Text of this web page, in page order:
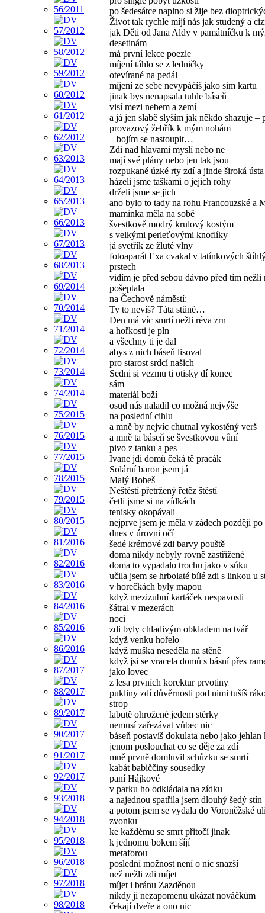
po šedesátce naplno si žije bez
Život tak rychle míjí nás jak studený a
jak Děti od Jana Aldy v památníčku k
desetinám
má první lekce poezie
míjení táhlo se z ledničky
otevírané na pedál
míjení ze sebe nevypáčíš jako sim kartu
jinak bys nenapsala tuhle báseň
visí mezi nebem a zemí
a já jen slabě slyším jak někdo shazuje –
provazový žebřík k mým nohám
– bojím se nastoupit…
Zdi nad hlavami myslí nebo ne
mají své plány nebo jen tak jsou
rozpukané úzké rty zdí a jinde široká ústa
házeli jsme taškami o jejich rohy
drželi jsme se jich
ano bylo to tady na rohu Francouzské a
maminka měla na sobě
švestkově modrý krulový kostým
s velkými perleťovými knoflíky
já svetřík ze žluté vlny
fotoaparát Exa cvakal v tatínkových
prstech
vidím je před sebou dávno před tím nežli
pošeptala
na Čechově náměstí:
Ty to nevíš? Táta stůně…
Den má víc smrtí nežli réva zrn
a hořkosti je pln
a všechny ti je dal
abys z nich báseň lisoval
pro starost srdcí našich
Sedni si vezmu ti otisky dí konec
sám
materiál boží
osud nás naladil co možná nejvýše
na poslední cihlu
a mně by nejvíc chutnal vykostěný verš
a mně ta báseň se švestkovou vůní
pivo z tanku a pes
Ivane jdi domů čeká tě pracák
Solární baron jsem já
Malý Bobeš
Neštěstí přetržený řetěz štěstí
četli jsme si na zídkách
tenisky okopávali
nejprve jsem je měla v zádech později
dnes v úrovni očí
šedé krémové zdi barvy pouště
doma nikdy nebyly rovně zastřižené
doma to vypadalo trochu jako v súku
učila jsem se hrbolaté bílé zdi s linkou u
v horečkách byly mapou
když mezizubní kartáček nespavosti
šátral v mezerách
noci
zdi byly chladivým obkladem na tvář
když venku hořelo
když muška neseděla na stěně
když jsi se vracela domů s básní přes
jako lovec
z lesa prvních korektur prvotiny
pukliny zdí důvěrnosti pod nimi tušíš
strop
labutě ohrožené jedem stěrky
nemusí zařezávat vůbec nic
báseň postavíš dokulata nebo jako jehlan
jenom poslouchat co se děje za zdí
mně prvně domluvil schůzku se smrtí
kabát babiččiny sousedky
paní Hájkové
v parku ho odkládala na zídku
a najednou spatřila jsem dlouhý šedý stín
a potom jsem se vydala do Voroněžské
zvonku
ke každému se smrt přitočí jinak
k jednomu bokem šíjí
metaforou
poslední možnost není o nic snazší
než nežli zdi míjet
míjet i bránu Zazděnou
nikdy ji nezapomenu ukázat nováčkům
čekají dveře a ono nic